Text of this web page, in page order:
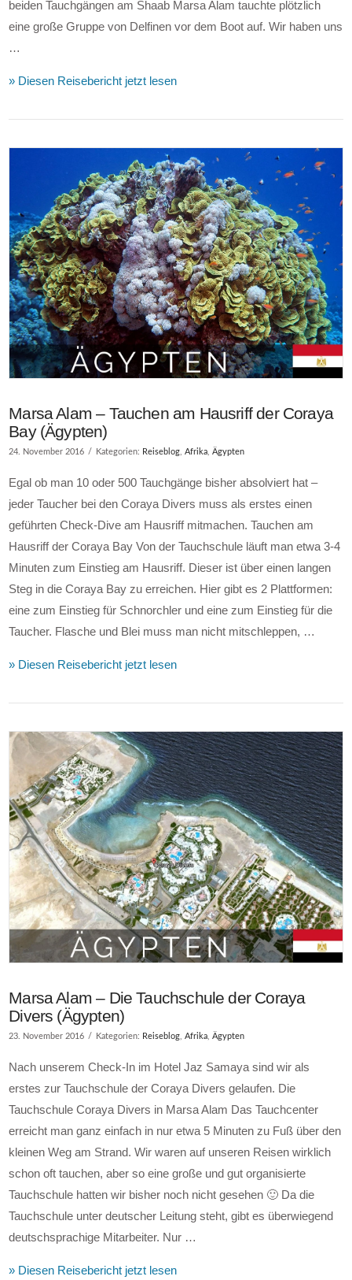
beiden Tauchgängen am Shaab Marsa Alam tauchte plötzlich
eine große Gruppe von Delfinen vor dem Boot auf. Wir haben uns
…
» Diesen Reisebericht jetzt lesen
Marsa Alam – Tauchen am Hausriff der Coraya
Bay (Ägypten)
24. November 2016 Kategorien: Reiseblog,Afrika,Ägypten
Egal ob man 10 oder 500 Tauchgänge bisher absolviert hat –
jeder Taucher bei den Coraya Divers muss als erstes einen
geführten Check-Dive am Hausriff mitmachen. Tauchen am
Hausriff der Coraya Bay Von der Tauchschule läuft man etwa 3-4
Minuten zum Einstieg am Hausriff. Dieser ist über einen langen
Steg in die Coraya Bay zu erreichen. Hier gibt es 2 Plattformen:
eine zum Einstieg für Schnorchler und eine zum Einstieg für die
Taucher. Flasche und Blei muss man nicht mitschleppen, …
» Diesen Reisebericht jetzt lesen
Marsa Alam – Die Tauchschule der Coraya
Divers (Ägypten)
23. November 2016 Kategorien: Reiseblog ,Afrika ,Ägypten
Nach unserem Check-In im Hotel Jaz Samaya sind wir als
erstes zur Tauchschule der Coraya Divers gelaufen. Die
Tauchschule Coraya Divers in Marsa Alam Das Tauchcenter
erreicht man ganz einfach in nur etwa 5 Minuten zu Fuß über den
kleinen Weg am Strand. Wir waren auf unseren Reisen wirklich
schon oft tauchen, aber so eine große und gut organisierte
Tauchschule hatten wir bisher noch nicht gesehen 🙂 Da die
Tauchschule unter deutscher Leitung steht, gibt es überwiegend
deutschsprachige Mitarbeiter. Nur …
» Diesen Reisebericht jetzt lesen